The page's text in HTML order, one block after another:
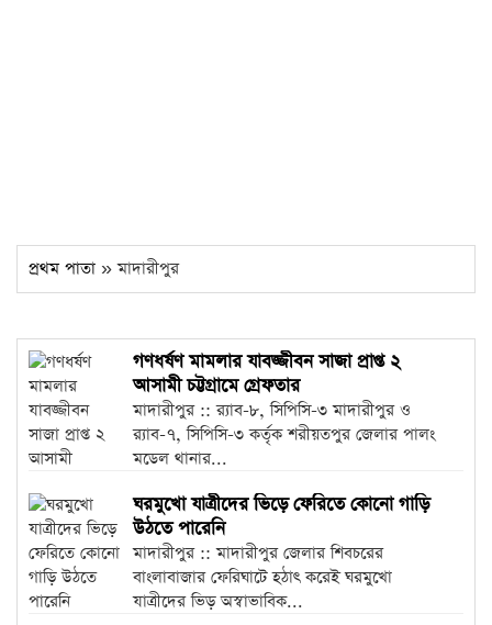
প্রথম পাতা » মাদারীপুর
গণধর্ষণ মামলার যাবজ্জীবন সাজা প্রাপ্ত ২
আসামী চট্টগ্রামে গ্রেফতার
মাদারীপুর :: র‌্যাব-৮, সিপিসি-৩ মাদারীপুর ও
র‌্যাব-৭, সিপিসি-৩ কর্তৃক শরীয়তপুর জেলার পালং
মডেল থানার...
ঘরমুখো যাত্রীদের ভিড়ে ফেরিতে কোনো গাড়ি
উঠতে পারেনি
মাদারীপুর :: মাদারীপুর জেলার শিবচরের
বাংলাবাজার ফেরিঘাটে হঠাৎ করেই ঘরমুখো
যাত্রীদের ভিড় অস্বাভাবিক...